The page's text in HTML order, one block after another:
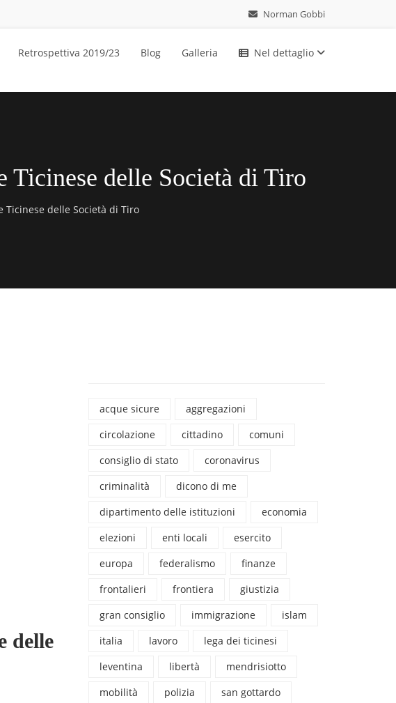
Norman Gobbi
Retrospettiva 2019/23 Blog Galleria Nel dettaglio
Ticinese delle Società di Tiro
delle Società di Tiro
delle
acque sicure
aggregazioni
circolazione
cittadino
comuni
consiglio di stato
coronavirus
criminalità
dicono di me
dipartimento delle istituzioni
economia
elezioni
enti locali
esercito
europa
federalismo
finanze
frontalieri
frontiera
giustizia
gran consiglio
immigrazione
islam
italia
lavoro
lega dei ticinesi
leventina
libertà
mendrisiotto
mobilità
polizia
san gottardo